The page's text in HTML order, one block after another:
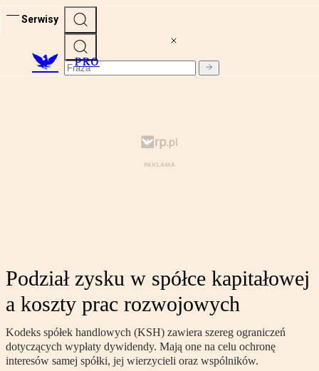
Serwisy
PRO
Podział zysku w spółce kapitałowej
a koszty prac rozwojowych
Kodeks spółek handlowych (KSH) zawiera szereg ograniczeń
dotyczących wypłaty dywidendy. Mają one na celu ochronę
interesów samej spółki, jej wierzycieli oraz wspólników.